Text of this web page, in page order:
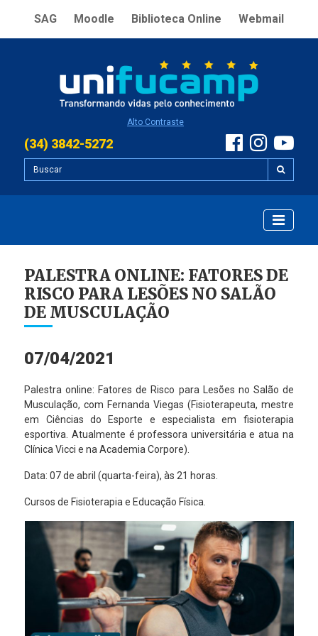
SAG Moodle Biblioteca Online Webmail
Alto Contraste
(34) 3842-5272
PALESTRA ONLINE: FATORES DE
RISCO PARA LESÕES NO SALÃO
DE MUSCULAÇÃO
07/04/2021
Palestra online: Fatores de Risco para Lesões no Salão de
Musculação, com Fernanda Viegas (Fisioterapeuta, mestre
em Ciências do Esporte e especialista em fisioterapia
esportiva. Atualmente é professora universitária e atua na
Clínica Vicci e na Academia Corpore).
Data: 07 de abril (quarta-feira), às 21 horas.
Cursos de Fisioterapia e Educação Física.